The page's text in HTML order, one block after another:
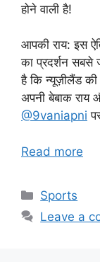
होने वाली है!
आपकी राय: इस
का प्रदर्शन सबसे
है कि न्यूज़ीलैंड की
अपनी बेबाक राय
@9vaniapni
Read more
Categories
Sports
Leave a